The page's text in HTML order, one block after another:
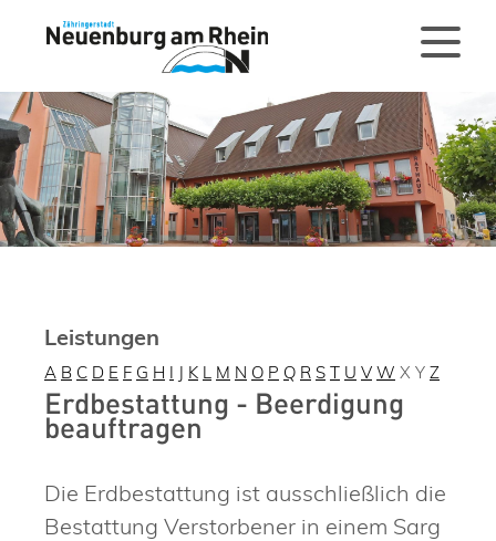
Leistungen
A B C D E F G H I J K L M N O P Q R S T U V W X Y Z
Erdbestattung - Beerdigung
beauftragen
Die Erdbestattung ist ausschließlich die
Bestattung Verstorbener in einem Sarg